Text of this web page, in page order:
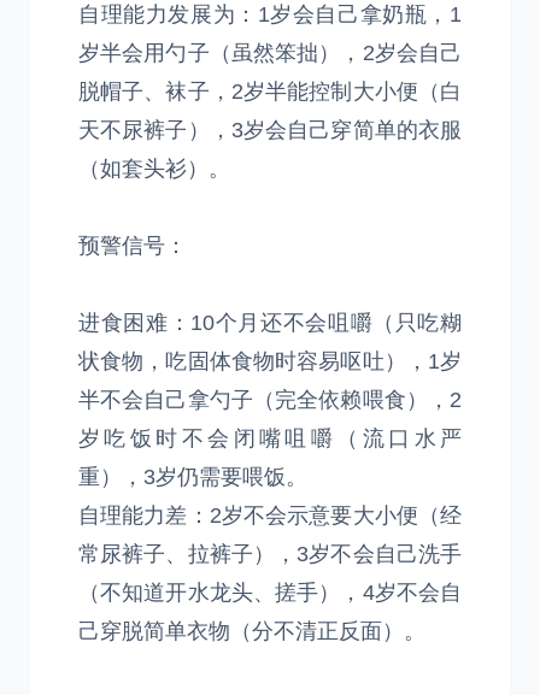
自理能力发展为：1岁会自己拿奶瓶，1
岁半会用勺子（虽然笨拙），2岁会自己
脱帽子、袜子，2岁半能控制大小便（白
天不尿裤子），3岁会自己穿简单的衣服
（如套头衫）。
预警信号：
进食困难：10个月还不会咀嚼（只吃糊
状食物，吃固体食物时容易呕吐），1岁
半不会自己拿勺子（完全依赖喂食），2
岁吃饭时不会闭嘴咀嚼（流口水严
重），3岁仍需要喂饭。
自理能力差：2岁不会示意要大小便（经
常尿裤子、拉裤子），3岁不会自己洗手
（不知道开水龙头、搓手），4岁不会自
己穿脱简单衣物（分不清正反面）。